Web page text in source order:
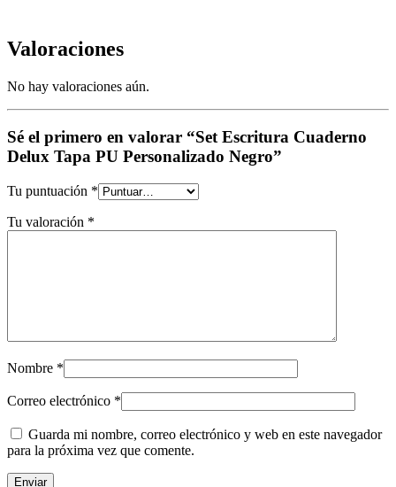
Valoraciones
No hay valoraciones aún.
Sé el primero en valorar “Set Escritura Cuaderno
Delux Tapa PU Personalizado Negro”
Tu puntuación *
Tu valoración *
Nombre *
Correo electrónico *
Guarda mi nombre, correo electrónico y web en este navegador
para la próxima vez que comente.